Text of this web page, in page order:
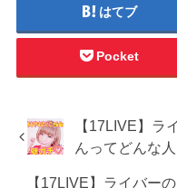
はてブ
Pocket
【17LIVE】ラ
んってどんな人
【17LIVE】ライバー